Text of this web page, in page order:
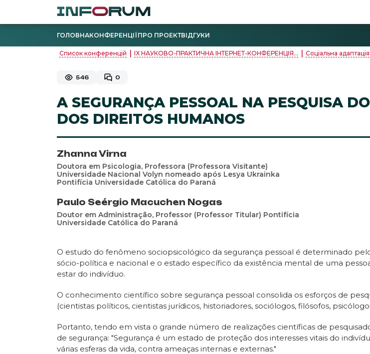
ГОЛОВНАКОНФЕРЕНЦІЇПРО ПРОЕКТВІДГУКИ
Список конференцій | ІX НАУКОВО-ПРАКТИЧНА ІНТЕРНЕТ-КОНФЕРЕНЦІЯ... | Соціальна
546 0
A SEGURANÇA PESSOAL NA PESQUISA
DOS DIREITOS HUMANOS
Zhanna Virna
Doutora em Psicologia, Professorа (Professora Visitante)
Universidade Nacional Volyn nomeado após Lesya Ukrainka
Pontifícia Universidade Católica do Paraná
Paulo Seérgio Macuchen Nogas
Doutor em Administração, Professor (Professor Titular) Pontifícia
Universidade Católica do Paraná
O estudo do fenômeno sociopsicológico da segurança pessoal é determinado
sócio-política e nacional e o estado específico da existência mental de uma
estar do indivíduo.
O conhecimento científico sobre segurança pessoal consolida os esforços de
(cientistas políticos, cientistas jurídicos, historiadores, sociólogos, filósofos,
Portanto, tendo em vista o grande número de realizações científicas de
de segurança: "Segurança é um estado de proteção dos interesses vitais do
várias esferas da vida, contra ameaças internas e externas."